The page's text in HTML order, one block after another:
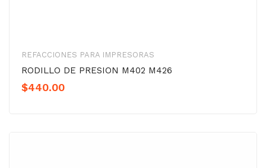
REFACCIONES PARA IMPRESORAS
RODILLO DE PRESION M402 M426
$440.00